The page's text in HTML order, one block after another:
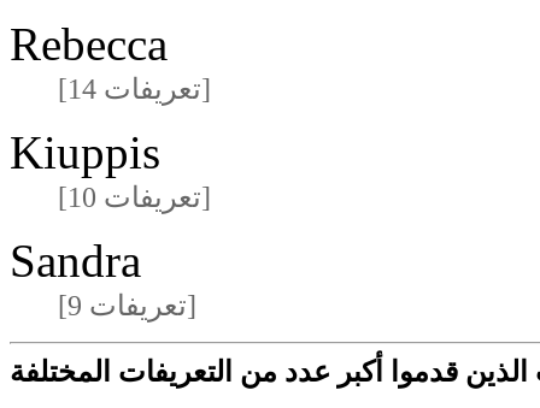
Rebecca
[14 تعريفات]
Kiuppis
[10 تعريفات]
Sandra
[9 تعريفات]
قدموا أكبر عدد من التعريفات المختلفة